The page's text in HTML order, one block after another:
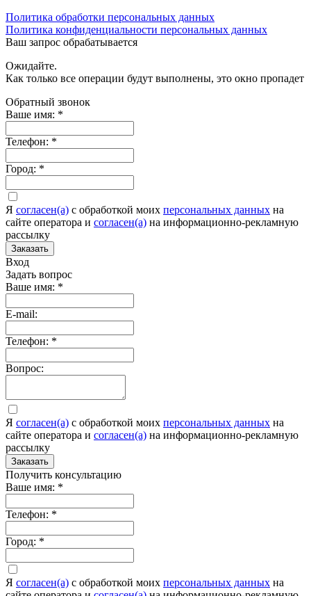
Политика обработки персональных данных
Политика конфиденциальности персональных данных
Ваш запрос обрабатывается
Ожидайте.
Как только все операции будут выполнены, это окно пропадет
Обратный звонок
Ваше имя: *
Телефон: *
Город: *
Я согласен(а) c обработкой моих персональных данных на
сайте оператора и согласен(а) на информационно-рекламную
рассылку
Заказать
Вход
Задать вопрос
Ваше имя: *
E-mail:
Телефон: *
Вопрос:
Я согласен(а) c обработкой моих персональных данных на
сайте оператора и согласен(а) на информационно-рекламную
рассылку
Заказать
Получить консультацию
Ваше имя: *
Телефон: *
Город: *
Я согласен(а) c обработкой моих персональных данных на